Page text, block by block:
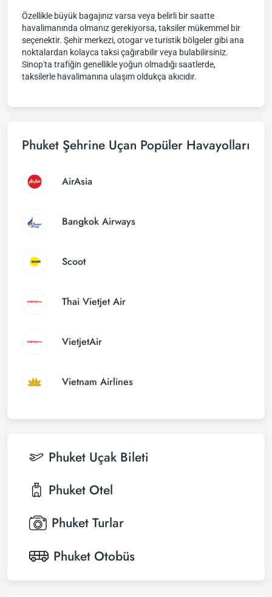
Özellikle büyük bagajınız varsa veya belirli bir saatte
havalimanında olmanız gerekiyorsa, taksiler mükemmel bir
seçenektir. Şehir merkezi, otogar ve turistik bölgeler gibi ana
noktalardan kolayca taksi çağırabilir veya bulabilirsiniz.
Sinop'ta trafiğin genellikle yoğun olmadığı saatlerde,
taksilerle havalimanına ulaşım oldukça akıcıdır.
Phuket Şehrine Uçan Popüler Havayolları
AirAsia
Bangkok Airways
Scoot
Thai Vietjet Air
VietjetAir
Vietnam Airlines
Phuket Uçak Bileti
Phuket Otel
Phuket Turlar
Phuket Otobüs